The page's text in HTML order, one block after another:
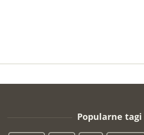
Popularne tagi